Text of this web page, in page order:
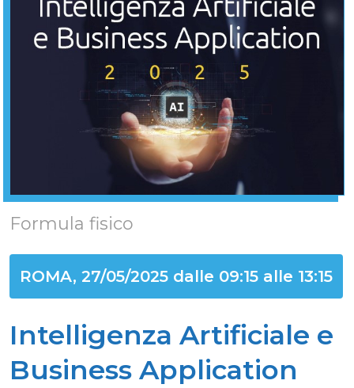
Formula fisico
ROMA, 27/05/2025 dalle 09:15 alle 13:15
Intelligenza Artificiale e
Business Application